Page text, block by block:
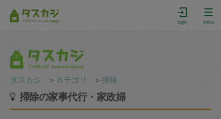
login menu
タスカジ ＞ カテゴリ ＞掃除
掃除の家事代行・家政婦